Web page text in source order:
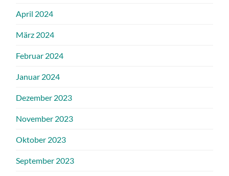
April 2024
März 2024
Februar 2024
Januar 2024
Dezember 2023
November 2023
Oktober 2023
September 2023